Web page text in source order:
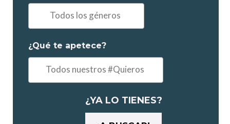
¿Qué te apetece?
Ejemplo:
¿YA LO TIENES?